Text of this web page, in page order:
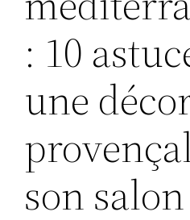
: 10
une
son salon